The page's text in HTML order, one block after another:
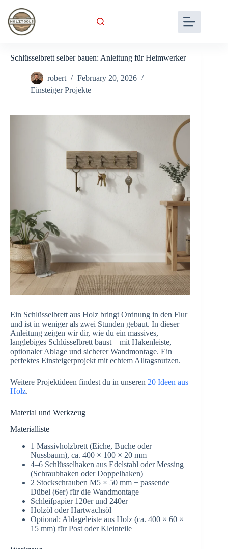
content
Schlüsselbrett selber bauen: Anleitung für Heimwerker
robert
February 20, 2026
Einsteiger Projekte
Ein Schlüsselbrett aus Holz bringt Ordnung in den Flur
und ist in weniger als zwei Stunden gebaut. In dieser
Anleitung zeigen wir dir, wie du ein massives,
langlebiges Schlüsselbrett baust – mit Hakenleiste,
optionaler Ablage und sicherer Wandmontage. Ein
perfektes Einsteigerprojekt mit echtem Alltagsnutzen.
Weitere Projektideen findest du in unseren 20 Ideen aus
Holz.
Material und Werkzeug
Materialliste
1 Massivholzbrett (Eiche, Buche oder
Nussbaum), ca. 400 × 100 × 20 mm
4–6 Schlüsselhaken aus Edelstahl oder Messing
(Schraubhaken oder Doppelhaken)
2 Stockschrauben M5 × 50 mm + passende
Dübel (6er) für die Wandmontage
Schleifpapier 120er und 240er
Holzöl oder Hartwachsöl
Optional: Ablageleiste aus Holz (ca. 400 × 60 ×
15 mm) für Post oder Kleinteile